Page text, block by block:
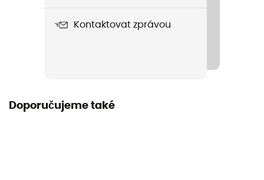
Kontaktovat zprávou
Doporučujeme také